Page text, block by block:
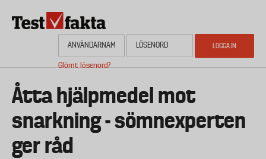
Glömt lösenord?
Media
HEM
Åtta hjälpmedel mot
snarkning - sömnexperten
ger råd